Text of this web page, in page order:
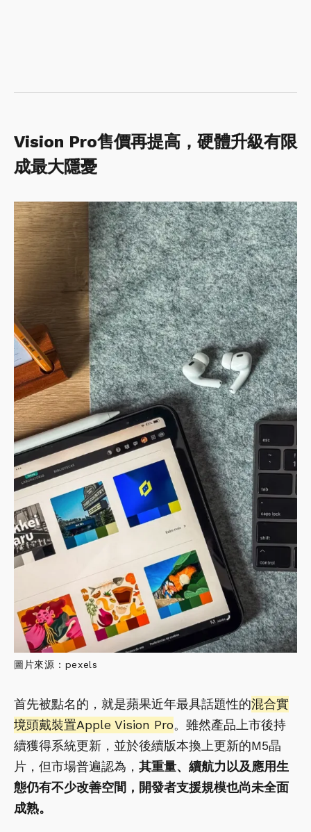
Vision Pro售價再提高，硬體升級有限
成最大隱憂
圖片來源：pexels
首先被點名的，就是蘋果近年最具話題性的混合實
境頭戴裝置Apple Vision Pro。雖然產品上市後持
續獲得系統更新，並於後續版本換上更新的M5晶
片，但市場普遍認為， 其重量、續航力以及應用生
態仍有不少改善空間，開發者支援規模也尚未全面
成熟。